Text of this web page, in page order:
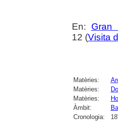
En: Gran
12 (Visita
Matèries:
Matèries:
Matèries:
Àmbit:
Cronologia: